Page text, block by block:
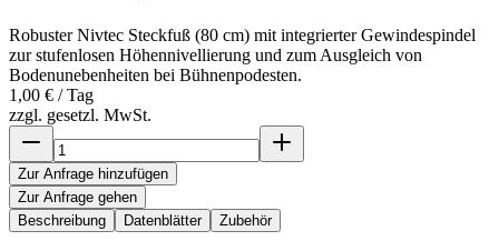
Robuster Nivtec Steckfuß (80 cm) mit integrierter Gewindespindel
zur stufenlosen Höhennivellierung und zum Ausgleich von
Bodenunebenheiten bei Bühnenpodesten.
1,00 € / Tag
zzgl. gesetzl. MwSt.
Zur Anfrage hinzufügen
Zur Anfrage gehen
Beschreibung
Datenblätter Zubehör